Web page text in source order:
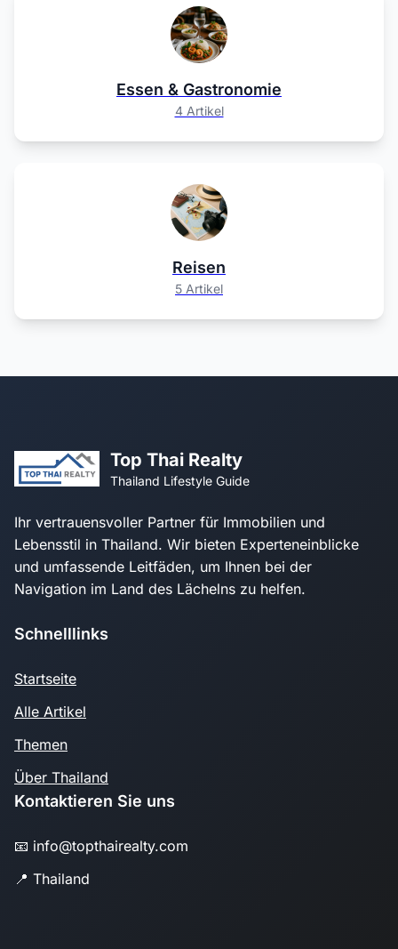
Essen & Gastronomie
4 Artikel
Reisen
5 Artikel
Top Thai Realty
Thailand Lifestyle Guide
Ihr vertrauensvoller Partner für Immobilien und
Lebensstil in Thailand. Wir bieten Experteneinblicke
und umfassende Leitfäden, um Ihnen bei der
Navigation im Land des Lächelns zu helfen.
Schnelllinks
Startseite
Alle Artikel
Themen
Über Thailand
Kontaktieren Sie uns
📧 info@topthairealty.com
📍 Thailand